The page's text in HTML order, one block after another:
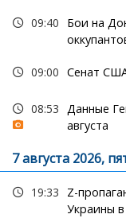
09:40
Бои на
09:00 Сенат
08:53 Данные
августа
7 августа 2026,
19:33
Z-
Украины